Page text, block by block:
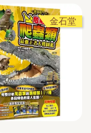
金石堂